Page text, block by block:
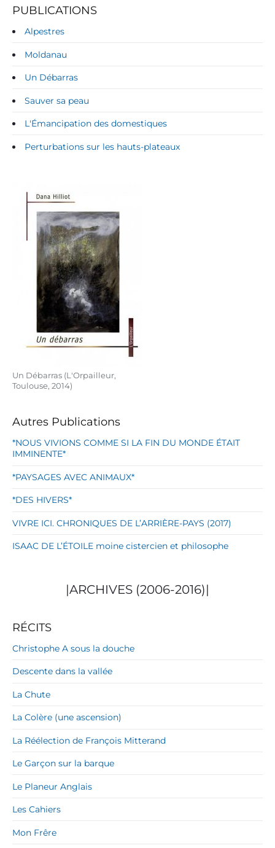
PUBLICATIONS
Alpestres
Moldanau
Un Débarras
Sauver sa peau
L'Émancipation des domestiques
Perturbations sur les hauts-plateaux
Un Débarras (L'Orpailleur,
Toulouse, 2014)
Autres Publications
*NOUS VIVIONS COMME SI LA FIN DU MONDE ÉTAIT
IMMINENTE*
*PAYSAGES AVEC ANIMAUX*
*DES HIVERS*
VIVRE ICI. CHRONIQUES DE L’ARRIÈRE-PAYS (2017)
ISAAC DE L’ÉTOILE moine cistercien et philosophe
|ARCHIVES (2006-2016)|
RÉCITS
Christophe A sous la douche
Descente dans la vallée
La Chute
La Colère (une ascension)
La Réélection de François Mitterand
Le Garçon sur la barque
Le Planeur Anglais
Les Cahiers
Mon Frêre